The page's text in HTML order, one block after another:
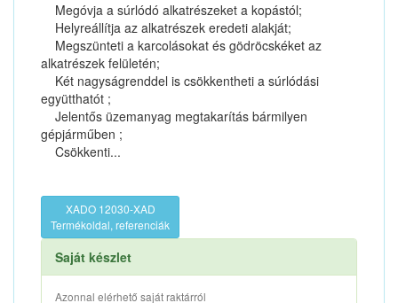
Megóvja a súrlódó alkatrészeket a kopástól;
Helyreállítja az alkatrészek eredeti alakját;
Megszünteti a karcolásokat és gödröcskéket az
alkatrészek felületén;
Két nagyságrenddel is csökkentheti a súrlódási
együtthatót ;
Jelentős üzemanyag megtakarítás bármilyen
gépjárműben ;
Csökkenti...
XADO 12030-XAD
Termékoldal, referenciák
Saját készlet
Azonnal elérhető saját raktárról